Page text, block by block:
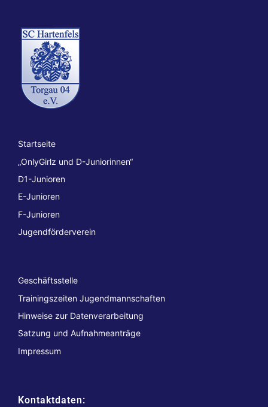
Startseite
„OnlyGirlz und D-Juniorinnen“
D1-Junioren
E-Junioren
F-Junioren
Jugendförderverein
Geschäftsstelle
Trainingszeiten Jugendmannschaften
Hinweise zur Datenverarbeitung
Satzung und Aufnahmeanträge
Impressum
Kontaktdaten: